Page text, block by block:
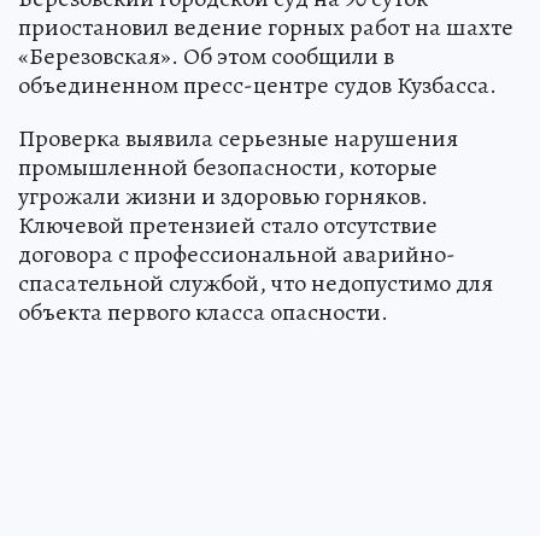
приостановил ведение горных работ на шахте
«Березовская». Об этом сообщили в
объединенном пресс-центре судов Кузбасса.
Проверка выявила серьезные нарушения
промышленной безопасности, которые
угрожали жизни и здоровью горняков.
Ключевой претензией стало отсутствие
договора с профессиональной аварийно-
спасательной службой, что недопустимо для
объекта первого класса опасности.